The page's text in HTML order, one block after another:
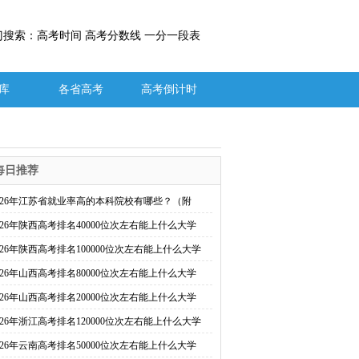
搜索：高考时间 高考分数线 一分一段表
各省高考 高考倒计时
日推荐
年江苏省就业率高的本科院校有哪些？（附
年陕西高考排名40000位次左右能上什么大学
年陕西高考排名100000位次左右能上什么大学
年山西高考排名80000位次左右能上什么大学
年山西高考排名20000位次左右能上什么大学
年浙江高考排名120000位次左右能上什么大学
年云南高考排名50000位次左右能上什么大学